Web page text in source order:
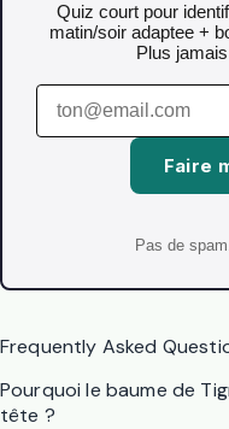
Quiz court pour
matin/soir adaptee +
Plus
Faire
Pas de
Frequently Asked
Pourquoi le baume de
tête ?